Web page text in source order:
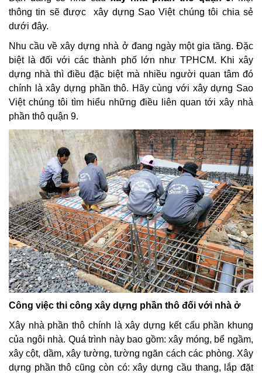
thông tin sẽ được xây dựng Sao Việt chúng tôi chia sẻ
dưới đây.
Nhu cầu về xây dựng nhà ở đang ngày một gia tăng. Đặc
biệt là đối với các thành phố lớn như TPHCM. Khi xây
dựng nhà thì điều đặc biệt mà nhiều người quan tâm đó
chính là xây dựng phần thô. Hãy cùng với xây dựng Sao
Việt chúng tôi tìm hiểu những điều liên quan tới xây nhà
phần thô quận 9.
Công việc thi công xây dựng phần thô đối với nhà ở
Xây nhà phần thô chính là xây dựng kết cấu phần khung
của ngôi nhà. Quá trình này bao gồm: xây móng, bể ngầm,
xây cột, dầm, xây tường, tường ngăn cách các phòng. Xây
dựng phần thô cũng còn có: xây dựng cầu thang, lắp đặt